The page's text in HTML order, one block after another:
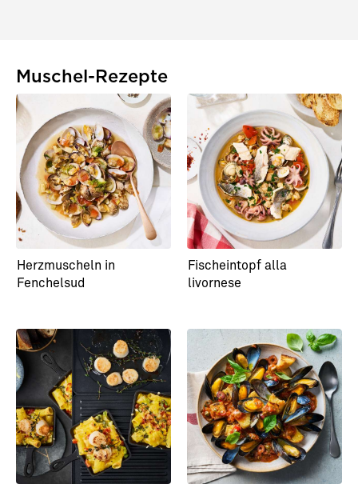
Muschel-Rezepte
Herzmuscheln in
Fenchelsud
Fischeintopf alla
livornese